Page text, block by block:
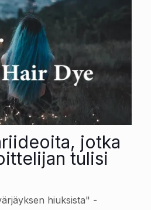
jotka
tulisi
hiuksista" -